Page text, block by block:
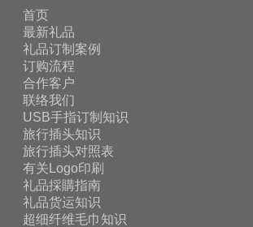
首页
最新礼品
礼品订制案例
订购流程
合作客户
联络我们
USB手指订制知识
旅行插头知识
旅行插头对照表
有关Logo印刷
礼品採購指南
礼品货运知识
超细纤维毛巾知识